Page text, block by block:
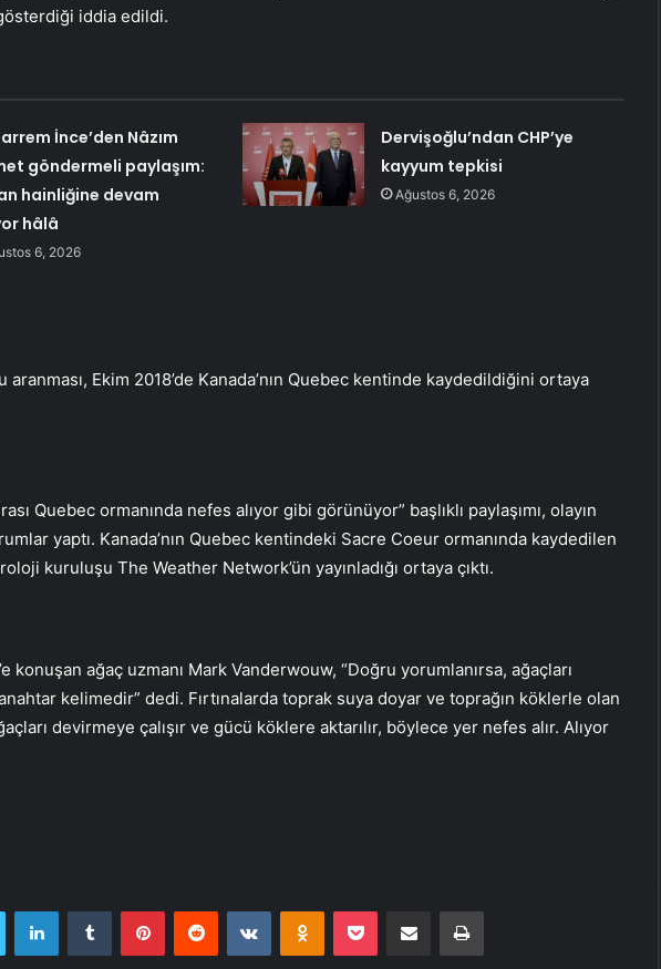
iddia edildi.
İnce’den Nâzım
göndermeli paylaşım:
hainliğine devam
hâlâ
6, 2026
Dervişoğlu’ndan CHP’ye
kayyum tepkisi
Ağustos 6, 2026
Ekim 2018’de Kanada’nın Quebec kentinde kaydedildiğini ortaya
Quebec ormanında nefes alıyor gibi görünüyor” başlıklı paylaşımı, olayın
yaptı. Kanada’nın Quebec kentindeki Sacre Coeur ormanında kaydedilen
kuruluşu The Weather Network’ün yayınladığı ortaya çıktı.
konuşan ağaç uzmanı Mark Vanderwouw, “Doğru yorumlanırsa, ağaçları
kelimedir” dedi. Fırtınalarda toprak suya doyar ve toprağın köklerle olan
devirmeye çalışır ve gücü köklere aktarılır, böylece yer nefes alır. Alıyor
Twitter LinkedInTumblr PinterestReddit VKontakteOdnoklassniki
Pocket E-Posta ile paylaş Yazdır